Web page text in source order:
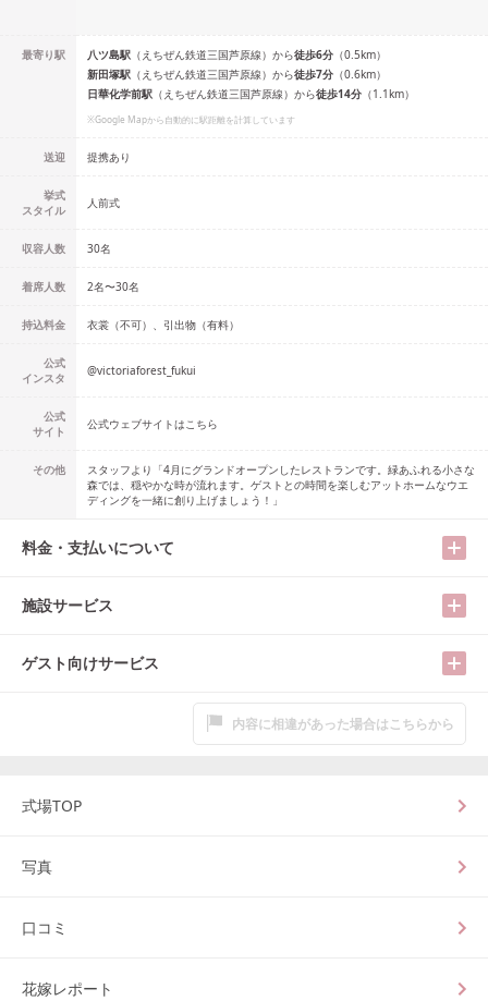
最寄り駅 八ツ島駅 （ えちぜん鉄道三国芦原線） から徒歩6分 （0.5km）
新田塚駅 （ えちぜん鉄道三国芦原線） から徒歩7分 （0.6km）
日華化学前駅 （ えちぜん鉄道三国芦原線） から徒歩14分 （1.1km）
※Google Mapから自動的に駅距離を計算しています
送迎 提携あり
挙式
スタイル
人前式
収容人数 30名
着席人数 2名〜30名
持込料金 衣裳（不可）、引出物（有料）
公式
インスタ
@victoriaforest_fukui
公式
サイト
公式ウェブサイトはこちら
その他
スタッフより「4月にグランドオープンしたレストランです。緑あふれる小さな
森では、穏やかな時が流れます。ゲストとの時間を楽しむアットホームなウエ
ディングを一緒に創り上げましょう！」
料金・支払いについて
施設サービス
ゲスト向けサービス
内容に相違があった場合はこちらから
式場TOP
写真
口コミ
花嫁レポート